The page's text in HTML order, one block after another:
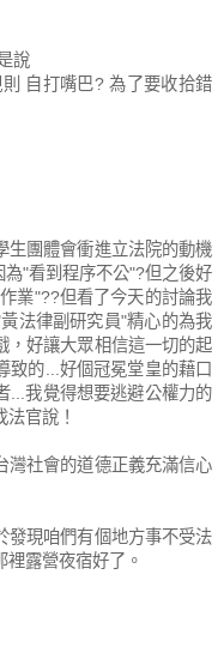
說
自打嘴巴? 為了要收拾錯
生團體會衝進立法院的動機
"看到程序不公"?但之後好
業"??但看了今天的討論我
法律副研究員"精心的為我
，好讓大眾相信這一切的起
致的...好個冠冕堂皇的藉口
...我覺得想要逃避公權力的
官說！
灣社會的道德正義充滿信心
發現咱們有個地方事不受法
露營夜宿好了。